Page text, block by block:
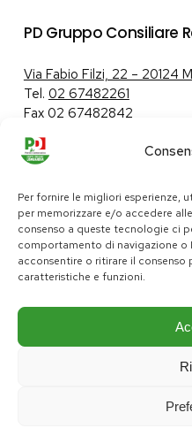
Per fornire le migliori esperienze,
per memorizzare e/o accedere
consenso a queste tecnologie ci
comportamento di navigazione o
acconsentire o ritirare il
caratteristiche e funzioni.
PD Gruppo Consiliare
Via Fabio Filzi, 22 – 20124
Tel. 02 67482261
Fax 02 67482842
Tutela dei dati personali|
Pagine Facebook Gruppo Consiliare PD LombardiaPagina Messenger Gruppo Consiliare PD LombardiaPagina Instagram Gruppo PD